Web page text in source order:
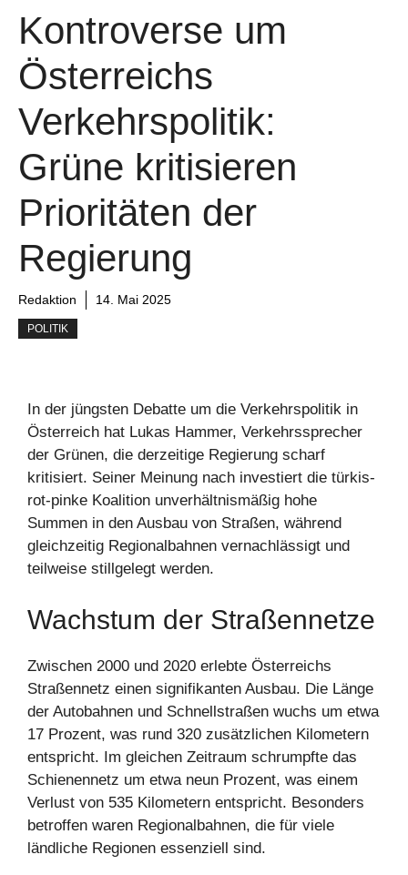
Kontroverse um
Österreichs
Verkehrspolitik:
Grüne kritisieren
Prioritäten der
Regierung
Redaktion 14. Mai 2025
POLITIK
In der jüngsten Debatte um die Verkehrspolitik in
Österreich hat Lukas Hammer, Verkehrssprecher
der Grünen, die derzeitige Regierung scharf
kritisiert. Seiner Meinung nach investiert die türkis-
rot-pinke Koalition unverhältnismäßig hohe
Summen in den Ausbau von Straßen, während
gleichzeitig Regionalbahnen vernachlässigt und
teilweise stillgelegt werden.
Wachstum der Straßennetze
Zwischen 2000 und 2020 erlebte Österreichs
Straßennetz einen signifikanten Ausbau. Die Länge
der Autobahnen und Schnellstraßen wuchs um etwa
17 Prozent, was rund 320 zusätzlichen Kilometern
entspricht. Im gleichen Zeitraum schrumpfte das
Schienennetz um etwa neun Prozent, was einem
Verlust von 535 Kilometern entspricht. Besonders
betroffen waren Regionalbahnen, die für viele
ländliche Regionen essenziell sind.